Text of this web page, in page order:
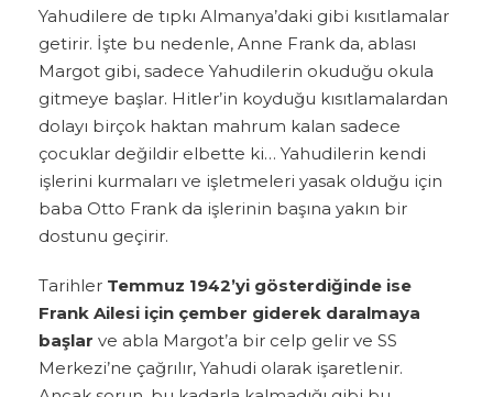
Yahudilere de tıpkı Almanya’daki gibi kısıtlamalar
getirir. İşte bu nedenle, Anne Frank da, ablası
Margot gibi, sadece Yahudilerin okuduğu okula
gitmeye başlar. Hitler’in koyduğu kısıtlamalardan
dolayı birçok haktan mahrum kalan sadece
çocuklar değildir elbette ki… Yahudilerin kendi
işlerini kurmaları ve işletmeleri yasak olduğu için
baba Otto Frank da işlerinin başına yakın bir
dostunu geçirir.
Tarihler Temmuz 1942’yi gösterdiğinde ise
Frank Ailesi için çember giderek daralmaya
başlar ve abla Margot’a bir celp gelir ve SS
Merkezi’ne çağrılır, Yahudi olarak işaretlenir.